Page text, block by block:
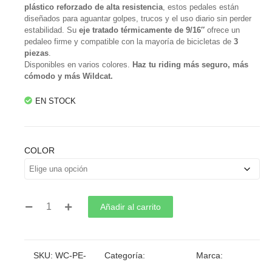
plástico reforzado de alta resistencia , estos pedales están
diseñados para aguantar golpes, trucos y el uso diario sin perder
estabilidad. Su eje tratado térmicamente de 9/16″ ofrece un
pedaleo firme y compatible con la mayoría de bicicletas de 3
piezas
Disponibles en varios colores. Haz tu riding más seguro, más
cómodo y más Wildcat.
EN STOCK
COLOR
Añadir al carrito
SKU: WC-PE-
Categoría:
Marca: